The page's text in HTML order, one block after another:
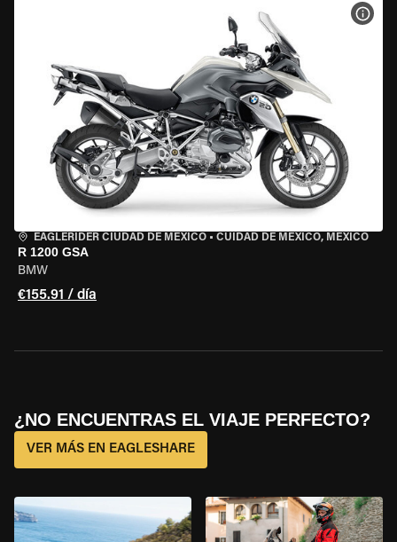
EAGLERIDER CIUDAD DE MÉXICO • CUIDAD DE MEXICO, MEXICO
R 1200 GSA
BMW
€155.91 / día
VER
¿NO ENCUENTRAS EL VIAJE PERFECTO?
VER MÁS EN EAGLESHARE